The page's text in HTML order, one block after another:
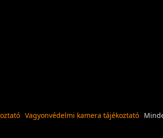
Vagyonvédelmi kamera tájékoztató